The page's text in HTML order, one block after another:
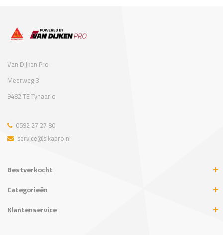
Van Dijken Pro
Meerweg 3
9482 TE Tynaarlo
0592 27 27 80
service@sikapro.nl
Bestverkocht
Categorieën
Klantenservice